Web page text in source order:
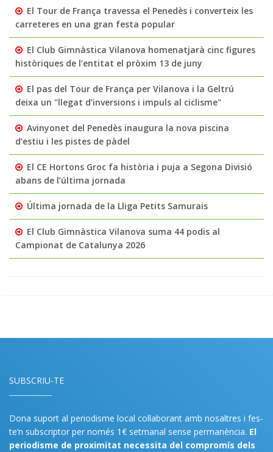
El Tour de França travessa el Penedès i converteix les
carreteres en una gran festa popular
El Club Gimnàstica Vilanova homenatjarà cinc figures
històriques de l’entitat el pròxim 13 de juny
El pas del Tour de França per Vilanova i la Geltrú
deixa un "llegat d’inversions i impuls al ciclisme"
Avinyonet del Penedès inaugura la nova piscina
d’estiu i les pistes de pàdel
El CE Hortons Groc fa història i puja a Segona Divisió
abans de l’última jornada
Última jornada de la Lliga Petits Samurais
El Club Gimnàstica Vilanova suma 44 podis al
Campionat de Catalunya 2026
SUBSCRIU-TE
Dona suport al periodisme local col·laborant amb nosaltres i fes-
te’n subscriptor per només 1€ setmanal sense permanència. El
periodisme de proximitat necessita del compromís dels